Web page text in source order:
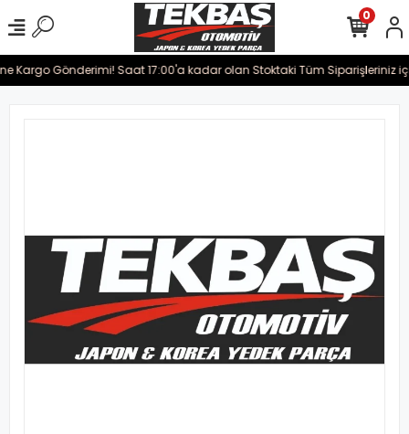
Kargo Gönderimi! Saat 17:00'a kadar olan Stoktaki Tüm Siparişleriniz
0